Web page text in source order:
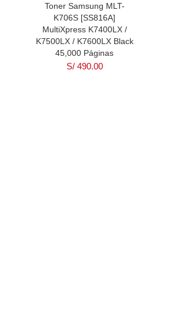
Toner Samsung MLT-
K706S [SS816A]
MultiXpress K7400LX /
K7500LX / K7600LX Black
45,000 Páginas
S/490.00